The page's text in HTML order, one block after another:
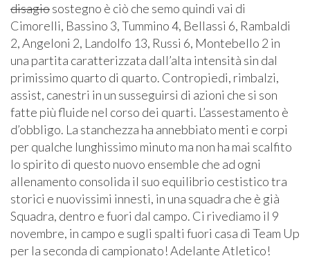
disagiosostegno è ciò che semo quindi vai di
Cimorelli, Bassino 3, Tummino 4, Bellassi 6, Rambaldi
2, Angeloni 2, Landolfo 13, Russi 6, Montebello 2 in
una partita caratterizzata dall’alta intensità sin dal
primissimo quarto di quarto. Contropiedi, rimbalzi,
assist, canestri in un susseguirsi di azioni che si son
fatte più fluide nel corso dei quarti. L’assestamento è
d’obbligo. La stanchezza ha annebbiato menti e corpi
per qualche lunghissimo minuto ma non ha mai scalfito
lo spirito di questo nuovo ensemble che ad ogni
allenamento consolida il suo equilibrio cestistico tra
storici e nuovissimi innesti, in una squadra che è già
Squadra, dentro e fuori dal campo. Ci rivediamo il 9
novembre, in campo e sugli spalti fuori casa di Team Up
per la seconda di campionato! Adelante Atletico!